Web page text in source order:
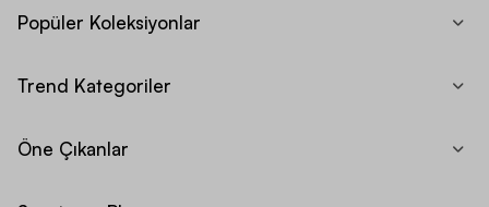
Popüler Koleksiyonlar
Trend Kategoriler
Öne Çıkanlar